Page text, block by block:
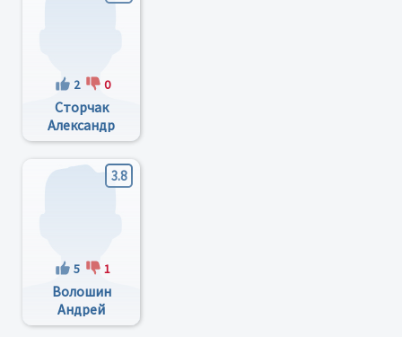
2 0
Сторчак
Александр
Александрович
3.8
5 1
Волошин
Андрей
Александрович